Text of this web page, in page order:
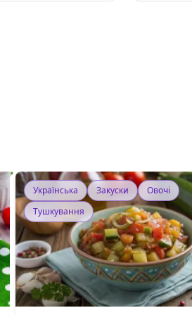
Українська Закуски
Овочі
Тушкування